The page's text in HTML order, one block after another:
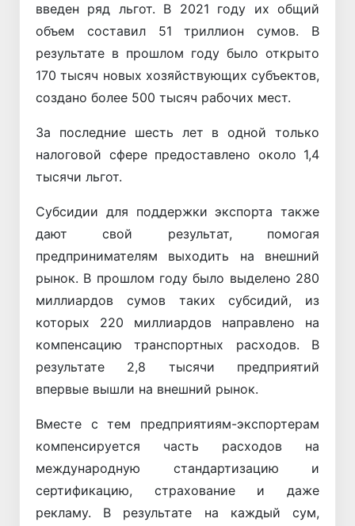
введен ряд льгот. В 2021 году их общий
объем составил 51 триллион сумов. В
результате в прошлом году было открыто
170 тысяч новых хозяйствующих субъектов,
создано более 500 тысяч рабочих мест.
За последние шесть лет в одной только
налоговой сфере предоставлено около 1,4
тысячи льгот.
Субсидии для поддержки экспорта также
дают свой результат, помогая
предпринимателям выходить на внешний
рынок. В прошлом году было выделено 280
миллиардов сумов таких субсидий, из
которых 220 миллиардов направлено на
компенсацию транспортных расходов. В
результате 2,8 тысячи предприятий
впервые вышли на внешний рынок.
Вместе с тем предприятиям-экспортерам
компенсируется часть расходов на
международную стандартизацию и
сертификацию, страхование и даже
рекламу. В результате на каждый сум,